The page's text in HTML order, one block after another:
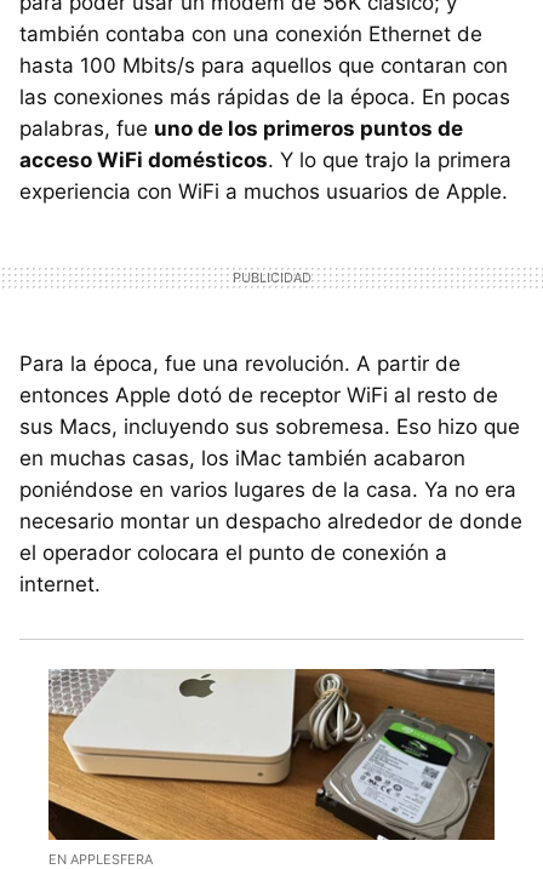
también contaba con una conexión Ethernet de
hasta 100 Mbits/s para aquellos que contaran con
las conexiones más rápidas de la época. En pocas
palabras, fue uno de los primeros puntos de
acceso WiFi domésticos. Y lo que trajo la primera
experiencia con WiFi a muchos usuarios de Apple.
Para la época, fue una revolución. A partir de
entonces Apple dotó de receptor WiFi al resto de
sus Macs, incluyendo sus sobremesa. Eso hizo que
en muchas casas, los iMac también acabaron
poniéndose en varios lugares de la casa. Ya no era
necesario montar un despacho alrededor de donde
el operador colocara el punto de conexión a
internet.
EN APPLESFERA